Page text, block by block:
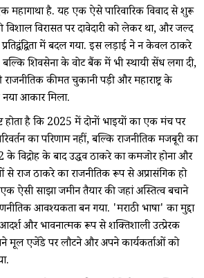
महागाथा है. यह एक ऐसे पारिवारिक विवाद से शुरू
विरासत पर दावेदारी को लेकर था, और जल्द
में बदल गया. इस लड़ाई ने न केवल ठाकरे
बल्कि शिवसेना के वोट बैंक में भी स्थायी सेंध लगा दी,
कीमत चुकानी पड़ी और महाराष्ट्र के
आकार मिला.
होता है कि 2025 में दोनों भाइयों का एक मंच पर
का परिणाम नहीं, बल्कि राजनीतिक मजबूरी का
विद्रोह के बाद उद्धव ठाकरे का कमजोर होना और
राज ठाकरे का राजनीतिक रूप से अप्रासंगिक हो
ऐसी साझा जमीन तैयार की जहां अस्तित्व बचाने
आवश्यकता बन गया. 'मराठी भाषा' का मुद्दा
और भावनात्मक रूप से शक्तिशाली उत्प्रेरक
मूल एजेंडे पर लौटने और अपने कार्यकर्ताओं को